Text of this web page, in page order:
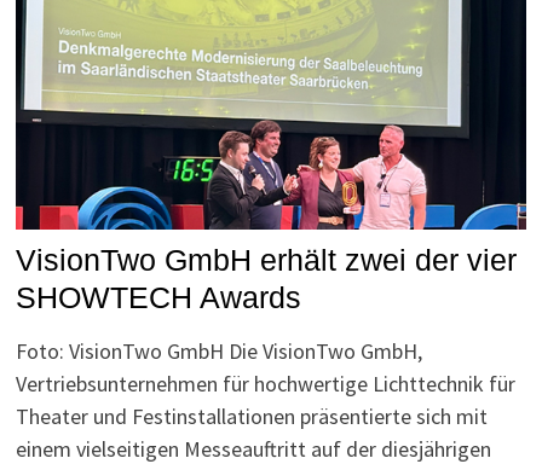
VisionTwo GmbH erhält zwei der vier
SHOWTECH Awards
Foto: VisionTwo GmbH Die VisionTwo GmbH,
Vertriebsunternehmen für hochwertige Lichttechnik für
Theater und Festinstallationen präsentierte sich mit
einem vielseitigen Messeauftritt auf der diesjährigen